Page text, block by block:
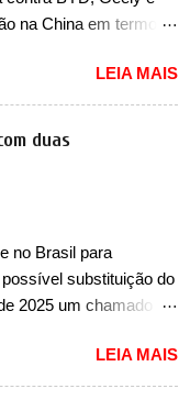
na China em termos
a marca revelou as
em sua versão mais
na China, o compacto
de outras marcas de
SUV compacto A10.
um desenho mais
Os faróis cont...
LEIA MAIS
duas
no Brasil para
substituição do
2025 um chamado
diz que as
mais próxima para a
LEIA MAIS